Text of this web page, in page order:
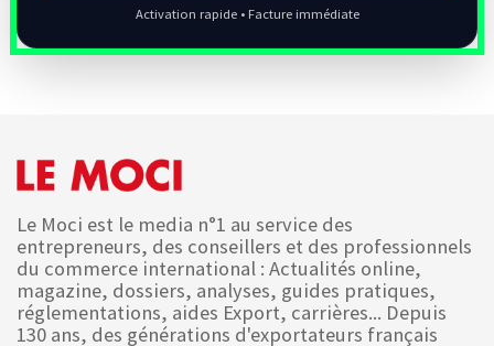
Activation rapide • Facture immédiate
Le Moci est le media n°1 au service des
entrepreneurs, des conseillers et des professionnels
du commerce international : Actualités online,
magazine, dossiers, analyses, guides pratiques,
réglementations, aides Export, carrières... Depuis
130 ans, des générations d'exportateurs français